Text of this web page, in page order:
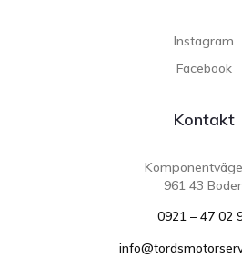
Instagram
Facebook
Kontakt
961 43
0921 – 47 02